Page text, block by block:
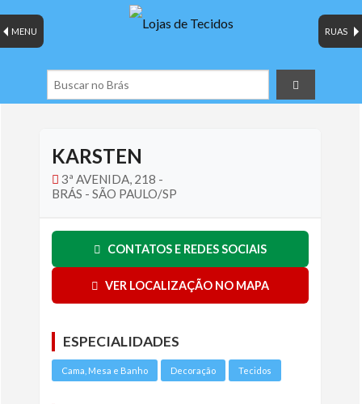
RUAS
MENU
KARSTEN
3ª AVENIDA, 218 -
BRÁS - SÃO PAULO/SP
CONTATOS E REDES SOCIAIS
VER LOCALIZAÇÃO NO MAPA
ESPECIALIDADES
Cama, Mesa e Banho Decoração Tecidos